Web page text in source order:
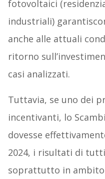
fotovoltaici
industriali)
anche alle attuali
ritorno
casi analizzati.
Tuttavia, se uno dei
incentivanti, lo
dovesse
2024, i risultati di
soprattutto in ambito